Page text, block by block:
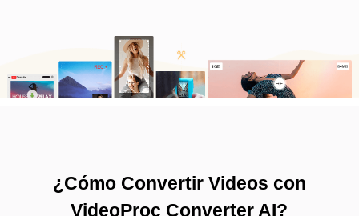
¿Cómo Convertir Videos con
VideoProc Converter AI?